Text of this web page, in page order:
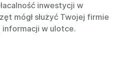
inwestycji w
mógł służyć Twojej firmie
w ulotce.